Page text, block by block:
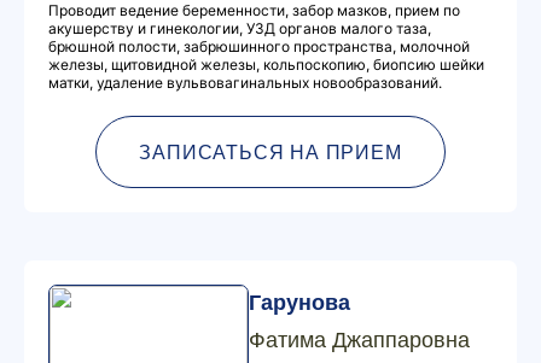
Проводит ведение беременности, забор мазков, прием по
акушерству и гинекологии, УЗД органов малого таза,
брюшной полости, забрюшинного пространства, молочной
железы, щитовидной железы, кольпоскопию, биопсию шейки
матки, удаление вульвовагинальных новообразований.
ЗАПИСАТЬСЯ НА ПРИЕМ
Гарунова
Фатима Джаппаровна